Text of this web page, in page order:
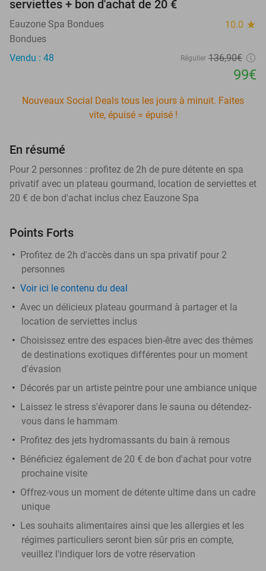
serviettes + bon d'achat de 20 €
Eauzone Spa Bondues 10.0 star
Bondues
Vendu : 48
Régulier 136,90€
99€
Nouveaux Social Deals tous les jours à minuit. Faites
vite, épuisé = épuisé !
En résumé
Pour 2 personnes : profitez de 2h de pure détente en spa
privatif avec un plateau gourmand, location de serviettes et
20 € de bon d'achat inclus chez Eauzone Spa
Points Forts
Profitez de 2h d'accès dans un spa privatif pour 2
personnes
Voir ici le contenu du deal
Avec un délicieux plateau gourmand à partager et la
location de serviettes inclus
Choisissez entre des espaces bien-être avec des thèmes
de destinations exotiques différentes pour un moment
d'évasion
Décorés par un artiste peintre pour une ambiance unique
Laissez le stress s'évaporer dans le sauna ou détendez-
vous dans le hammam
Profitez des jets hydromassants du bain à remous
Bénéficiez également de 20 € de bon d'achat pour votre
prochaine visite
Offrez-vous un moment de détente ultime dans un cadre
unique
Les souhaits alimentaires ainsi que les allergies et les
régimes particuliers seront bien sûr pris en compte,
veuillez l'indiquer lors de votre réservation